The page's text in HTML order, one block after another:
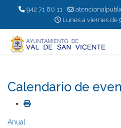
942 71 80 11
Lunes a viernes de
Calendario de
Anual